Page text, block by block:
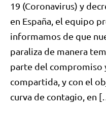
19 (Coronavirus) y
en España, el equipo
informamos de que
paraliza de manera
parte del compromiso
compartida, y con el
curva de contagio, en